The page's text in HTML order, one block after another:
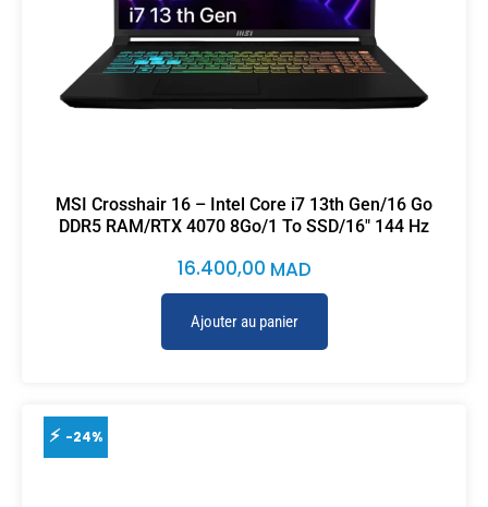
MSI Crosshair 16 – Intel Core i7 13th Gen/16 Go
DDR5 RAM/RTX 4070 8Go/1 To SSD/16″ 144 Hz
16.400,00 MAD
Ajouter au panier
-24%